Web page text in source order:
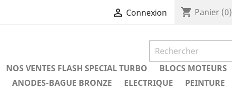
 Connexion shopping_cart Panier (0)
NOS VENTES FLASH SPECIAL TURBO
BLOCS MOTEURS
ANODES-BAGUE BRONZE ELECTRIQUE PEINTURE